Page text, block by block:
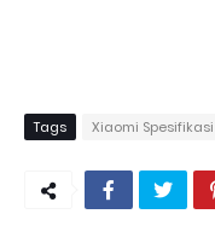
Tags Xiaomi Spesifikasi